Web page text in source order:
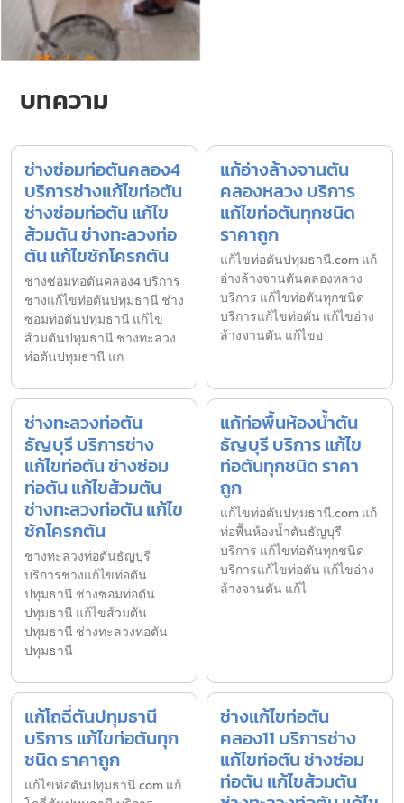
บทความ
ช่างซ่อมท่อตันคลอง4
บริการช่างแก้ไขท่อตัน
ช่างซ่อมท่อตัน แก้ไข
ส้วมตัน ช่างทะลวงท่อ
ตัน แก้ไขชักโครกตัน
ช่างซ่อมท่อตันคลอง4 บริการ
ช่างแก้ไขท่อตันปทุมธานี ช่าง
ซ่อมท่อตันปทุมธานี แก้ไข
ส้วมตันปทุมธานี ช่างทะลวง
ท่อตันปทุมธานี แก
แก้อ่างล้างจานตัน
คลองหลวง บริการ
แก้ไขท่อตันทุกชนิด
ราคาถูก
แก้ไขท่อตันปทุมธานี.com แก้
อ่างล้างจานตันคลองหลวง
บริการ แก้ไขท่อตันทุกชนิด
บริการแก้ไขท่อตัน แก้ไขอ่าง
ล้างจานตัน แก้ไขอ
ช่างทะลวงท่อตัน
ธัญบุรี บริการช่าง
แก้ไขท่อตัน ช่างซ่อม
ท่อตัน แก้ไขส้วมตัน
ช่างทะลวงท่อตัน แก้ไข
ชักโครกตัน
ช่างทะลวงท่อตันธัญบุรี
บริการช่างแก้ไขท่อตัน
ปทุมธานี ช่างซ่อมท่อตัน
ปทุมธานี แก้ไขส้วมตัน
ปทุมธานี ช่างทะลวงท่อตัน
ปทุมธานี
แก้ท่อพื้นห้องน้ำตัน
ธัญบุรี บริการ แก้ไข
ท่อตันทุกชนิด ราคา
ถูก
แก้ไขท่อตันปทุมธานี.com แก้
ท่อพื้นห้องน้ำตันธัญบุรี
บริการ แก้ไขท่อตันทุกชนิด
บริการแก้ไขท่อตัน แก้ไขอ่าง
ล้างจานตัน แก้ไ
แก้โถฉี่ตันปทุมธานี
บริการ แก้ไขท่อตันทุก
ชนิด ราคาถูก
แก้ไขท่อตันปทุมธานี.com แก้
ช่างแก้ไขท่อตัน
คลอง11 บริการช่าง
แก้ไขท่อตัน ช่างซ่อม
ท่อตัน แก้ไขส้วมตัน